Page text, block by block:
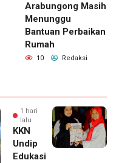
Arabungong Masih
Menunggu
Bantuan Perbaikan
Rumah
10 Redaksi
1 hari
lalu
KKN
Undip
Edukasi